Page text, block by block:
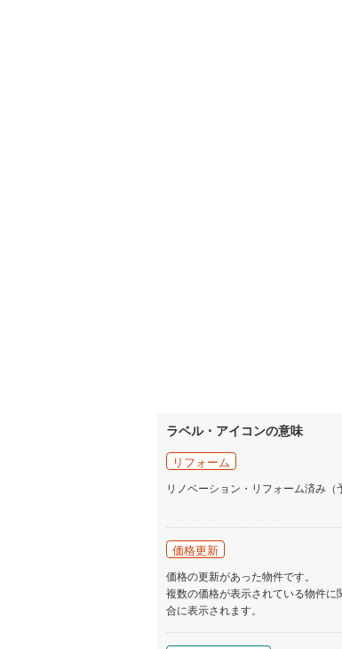
ラベル・アイコンの意味
リフォーム
リノベーション・リフォーム済み（
価格更新
価格の更新があった物件です。
複数の価格が表示されている物件
合に表示されます。